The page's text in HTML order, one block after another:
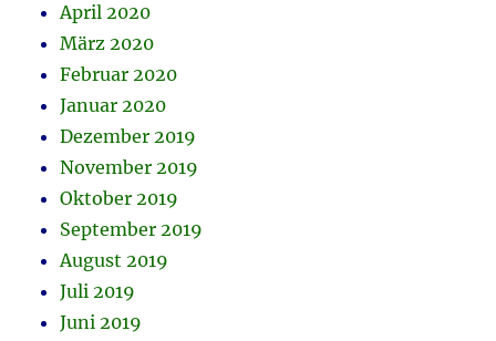
April 2020
März 2020
Februar 2020
Januar 2020
Dezember 2019
November 2019
Oktober 2019
September 2019
August 2019
Juli 2019
Juni 2019